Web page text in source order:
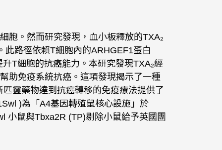
胞。然而研究發現，血小板釋放的TXA₂
路徑依賴T細胞內的ARHGEF1蛋白
T細胞的抗癌能力。本研究發現TXA₂經
助免疫系統抗癌。這項發現揭示了一種
靈藥物達到抗癌轉移的免疫療法提供了
)為「A4基因轉殖鼠核心設施」於
小鼠與Tbxa2R (TP)剔除小鼠給予英國團